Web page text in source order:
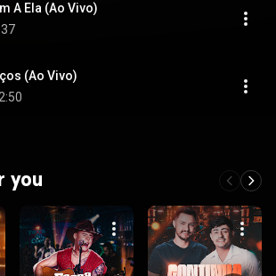
A Ela (Ao Vivo)
(Ao Vivo)
2:50
you